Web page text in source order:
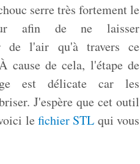
serre très fortement le
afin de ne laisser
de l'air qu'à travers ce
cause de cela, l'étape de
est délicate car les
J'espère que cet outil
le fichier STL qui vous